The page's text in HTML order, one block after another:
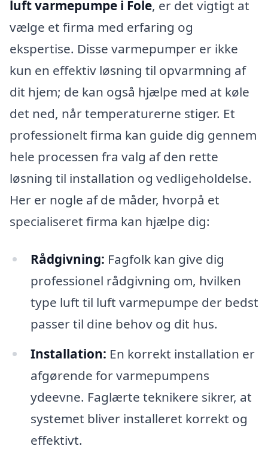
luft varmepumpe i Fole, er det vigtigt at
vælge et firma med erfaring og
ekspertise. Disse varmepumper er ikke
kun en effektiv løsning til opvarmning af
dit hjem; de kan også hjælpe med at køle
det ned, når temperaturerne stiger. Et
professionelt firma kan guide dig gennem
hele processen fra valg af den rette
løsning til installation og vedligeholdelse.
Her er nogle af de måder, hvorpå et
specialiseret firma kan hjælpe dig:
Rådgivning: Fagfolk kan give dig
professionel rådgivning om, hvilken
type luft til luft varmepumpe der bedst
passer til dine behov og dit hus.
Installation: En korrekt installation er
afgørende for varmepumpens
ydeevne. Faglærte teknikere sikrer, at
systemet bliver installeret korrekt og
effektivt.